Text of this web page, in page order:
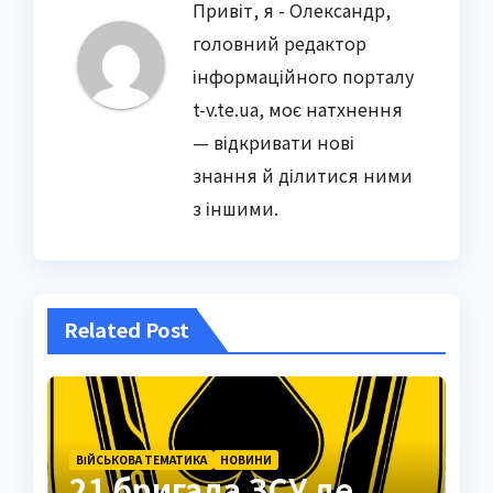
Привіт, я - Олександр,
головний редактор
інформаційного порталу
t-v.te.ua, моє натхнення
— відкривати нові
знання й ділитися ними
з іншими.
Related Post
ВІЙСЬКОВА ТЕМАТИКА НОВИНИ